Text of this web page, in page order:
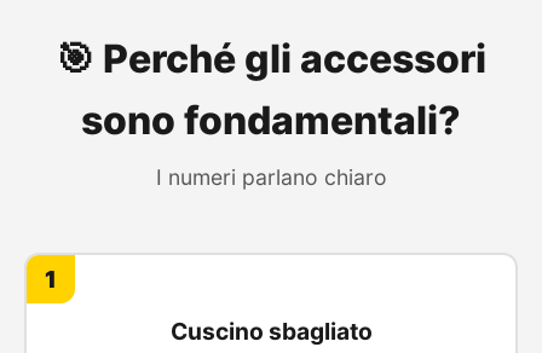
🎯 Perché gli accessori
sono fondamentali?
I numeri parlano chiaro
1
Cuscino sbagliato